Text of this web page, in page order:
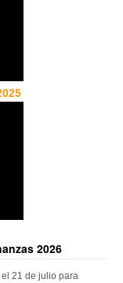
2026
21 de julio para